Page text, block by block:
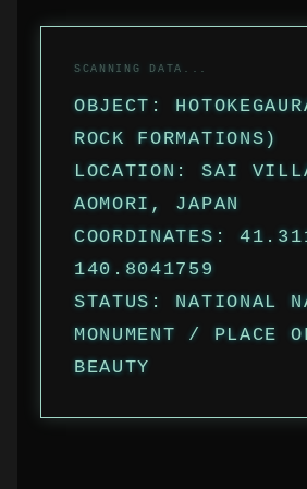
OBJECT:
ROCK FORMATIONS)
LOCATION: SAI
AOMORI, JAPAN
COORDINATES:
140.8041759
STATUS: NATIONAL
MONUMENT / PLACE
BEAUTY